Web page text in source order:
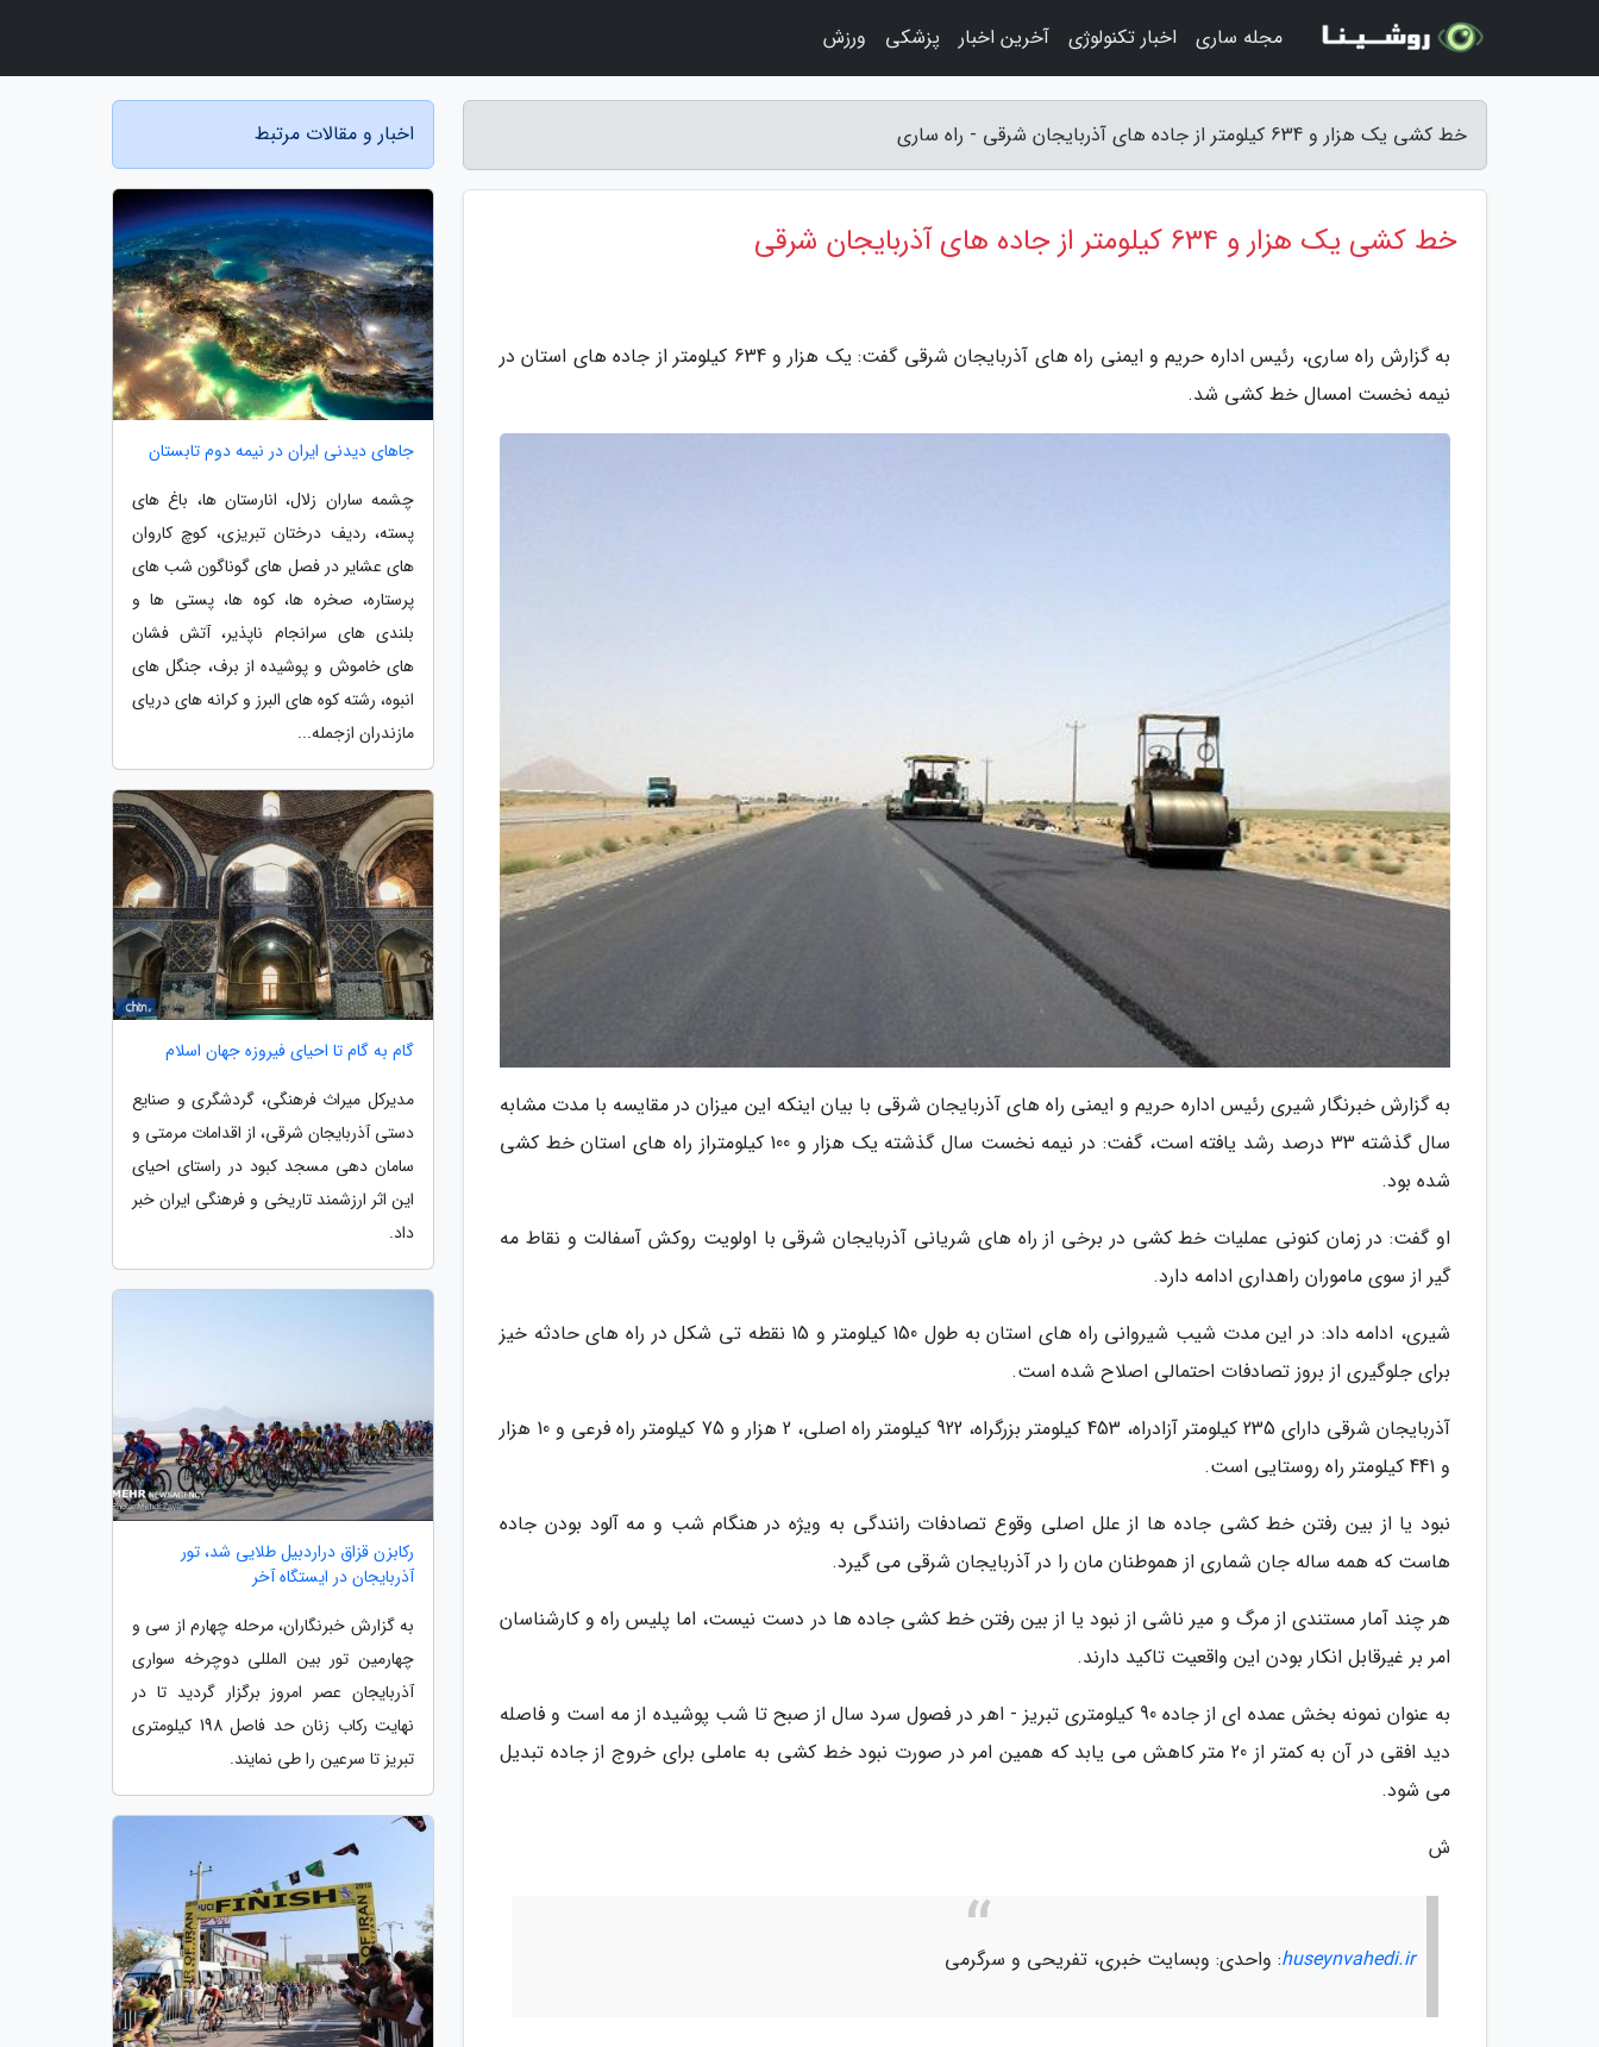
خط کشی یک هزار و 634 کیلومتر از جاده های آذربایجان شرقی - راه ساری
خط کشی یک هزار و 634 کیلومتر از جاده های آذربایجان شرقی
به گزارش راه ساری، رئیس اداره حریم و ایمنی راه های آذربایجان شرقی گفت: یک هزار و 634 کیلومتر از جاده های استان در
نیمه نخست امسال خط کشی شد.
به گزارش خبرنگار شیری رئیس اداره حریم و ایمنی راه های آذربایجان شرقی با بیان اینکه این میزان در مقایسه با مدت مشابه
سال گذشته 33 درصد رشد یافته است، گفت: در نیمه نخست سال گذشته یک هزار و 100 کیلومتراز راه های استان خط کشی
شده بود.
او گفت: در زمان کنونی عملیات خط کشی در برخی از راه های شریانی آذربایجان شرقی با اولویت روکش آسفالت و نقاط مه
گیر از سوی ماموران راهداری ادامه دارد.
شیری، ادامه داد: در این مدت شیب شیروانی راه های استان به طول 150 کیلومتر و 15 نقطه تی شکل در راه های حادثه خیز
برای جلوگیری از بروز تصادفات احتمالی اصلاح شده است.
آذربایجان شرقی دارای 235 کیلومتر آزادراه، 453 کیلومتر بزرگراه، 922 کیلومتر راه اصلی، 2 هزار و 75 کیلومتر راه فرعی و 10 هزار
و 441 کیلومتر راه روستایی است.
نبود یا از بین رفتن خط کشی جاده ها از علل اصلی وقوع تصادفات رانندگی به ویژه در هنگام شب و مه آلود بودن جاده
هاست که همه ساله جان شماری از هموطنان مان را در آذربایجان شرقی می گیرد.
هر چند آمار مستندی از مرگ و میر ناشی از نبود یا از بین رفتن خط کشی جاده ها در دست نیست، اما پلیس راه و کارشناسان
امر بر غیرقابل انکار بودن این واقعیت تاکید دارند.
به عنوان نمونه بخش عمده ای از جاده 90 کیلومتری تبریز - اهر در فصول سرد سال از صبح تا شب پوشیده از مه است و فاصله
دید افقی در آن به کمتر از 20 متر کاهش می یابد که همین امر در صورت نبود خط کشی به عاملی برای خروج از جاده تبدیل
می شود.
ش
huseynvahedi.ir: واحدی: وبسایت خبری، تفریحی و سرگرمی
اخبار و مقالات مرتبط
جاهای دیدنی ایران در نیمه دوم تابستان
چشمه ساران زلال، انارستان ها، باغ های
پسته، ردیف درختان تبریزی، کوچ کاروان
های عشایر در فصل های گوناگون شب های
پرستاره، صخره ها، کوه ها، پستی ها و
بلندی های سرانجام ناپذیر، آتش فشان
های خاموش و پوشیده از برف، جنگل های
انبوه، رشته کوه های البرز و کرانه های دریای
مازندران ازجمله...
گام به گام تا احیای فیروزه جهان اسلام
مدیرکل میراث فرهنگی، گردشگری و صنایع
دستی آذربایجان شرقی، از اقدامات مرمتی و
سامان دهی مسجد کبود در راستای احیای
این اثر ارزشمند تاریخی و فرهنگی ایران خبر
داد.
رکابزن قزاق دراردبیل طلایی شد، تور
آذربایجان در ایستگاه آخر
به گزارش خبرنگاران، مرحله چهارم از سی و
چهارمین تور بین المللی دوچرخه سواری
آذربایجان عصر امروز برگزار گردید تا در
نهایت رکاب زنان حد فاصل 198 کیلومتری
تبریز تا سرعین را طی نمایند.
مجله ساری اخبار تکنولوژی آخرین اخبار پزشکی ورزش